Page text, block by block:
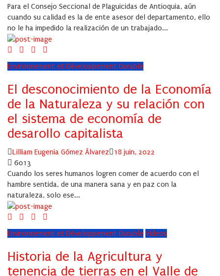
Para el Consejo Seccional de Plaguicidas de Antioquia, aún
cuando su calidad es la de ente asesor del departamento, ello
no le ha impedido la realización de un trabajado...
Environnement et Développement Durable
El desconocimiento de la Economía
de la Naturaleza y su relación con
el sistema de economía de
desarollo capitalista
Author
Lilliam Eugenia Gómez Álvarez
Posted
18 juin, 2022
6013
Cuando los seres humanos logren comer de acuerdo con el
hambre sentida, de una manera sana y en paz con la
naturaleza, solo ese...
Environnement et Développement Durable Videos
Historia de la Agricultura y
tenencia de tierras en el Valle de